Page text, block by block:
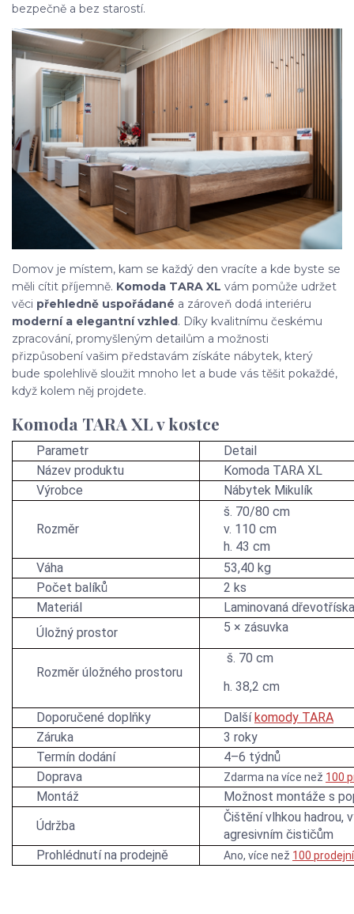
bezpečně a bez starostí.
Domov je místem, kam se každý den vracíte a kde byste se
měli cítit příjemně. Komoda TARA XL vám pomůže udržet
věci přehledně uspořádané a zároveň dodá interiéru
moderní a elegantní vzhled. Díky kvalitnímu českému
zpracování, promyšleným detailům a možnosti
přizpůsobení vašim představám získáte nábytek, který
bude spolehlivě sloužit mnoho let a bude vás těšit pokaždé,
když kolem něj projdete.
Komoda TARA XL v kostce
Parametr
Detail
Název produktu
Komoda TARA XL
Výrobce
Nábytek Mikulík
Rozměr
š. 70/80 cm
v. 110 cm
h. 43 cm
Váha
53,40 kg
Počet balíků
2 ks
Materiál
Laminovaná dřevotříska
Úložný prostor
5 × zásuvka
Rozměr úložného prostoru
š. 70 cm
h. 38,2 cm
Doporučené doplňky Dalšíkomody TARA
Záruka
3 roky
Termín dodání
4–6 týdnů
Doprava
Zdarma na více než 100
Montáž
Možnost montáže s
Údržba
Čištění vlhkou hadrou,
agresivním čističům
Prohlédnutí na prodejně
Ano, více než 100